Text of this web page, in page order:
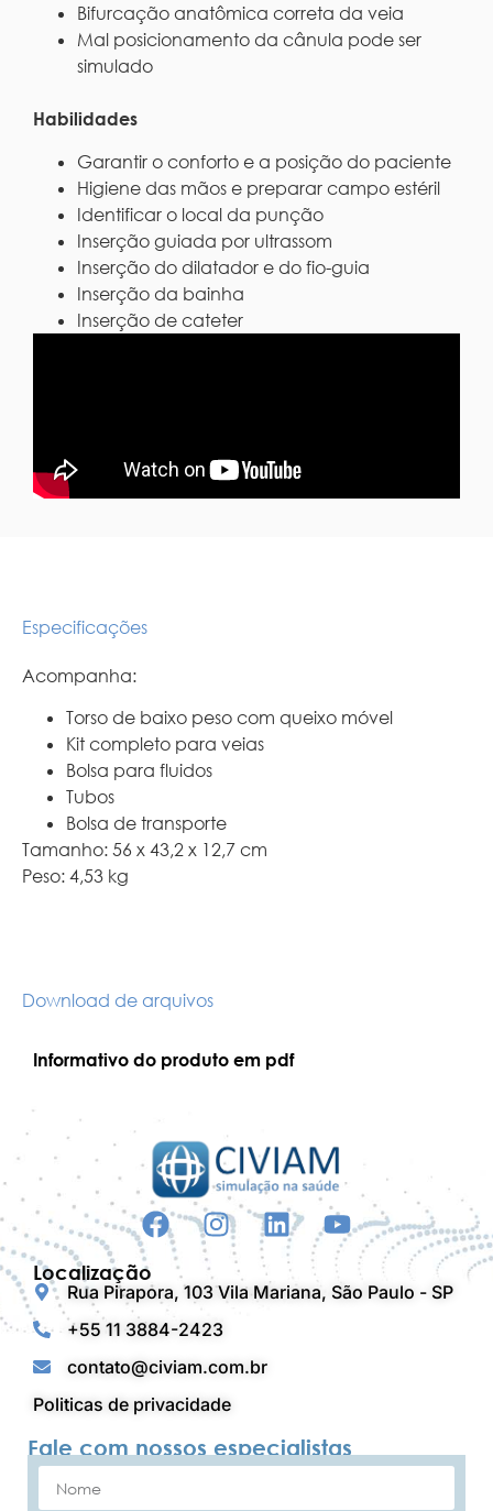
Bifurcação anatômica correta da veia
Mal posicionamento da cânula pode ser
simulado
Habilidades
Garantir o conforto e a posição do paciente
Higiene das mãos e preparar campo estéril
Identificar o local da punção
Inserção guiada por ultrassom
Inserção do dilatador e do fio-guia
Inserção da bainha
Inserção de cateter
Especificações
Acompanha:
Torso de baixo peso com queixo móvel
Kit completo para veias
Bolsa para fluidos
Tubos
Bolsa de transporte
Tamanho: 56 x 43,2 x 12,7 cm
Peso: 4,53 kg
Download de arquivos
Informativo do produto em pdf
Localização
Rua Pirapora, 103 Vila Mariana, São Paulo - SP
+55 11 3884-2423
contato@civiam.com.br
Politicas de privacidade
Fale com nossos especialistas